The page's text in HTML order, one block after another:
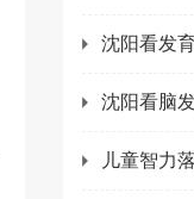
沈阳看发
沈阳看脑
儿童智力